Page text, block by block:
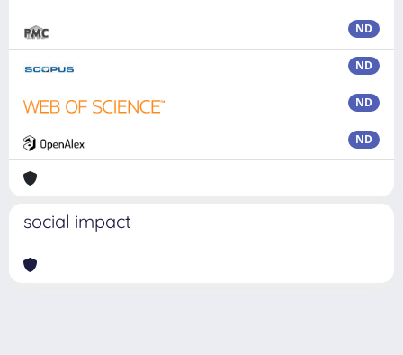
ND
ND
ND
ND
social impact